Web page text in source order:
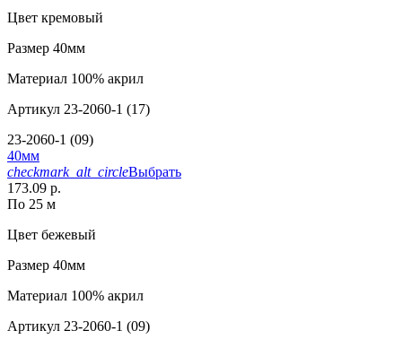
Цвет кремовый
Размер 40мм
Материал 100% акрил
Артикул 23-2060-1 (17)
23-2060-1 (09)
40мм
checkmark_alt_circleВыбрать
173.09 р.
По 25 м
Цвет бежевый
Размер 40мм
Материал 100% акрил
Артикул 23-2060-1 (09)